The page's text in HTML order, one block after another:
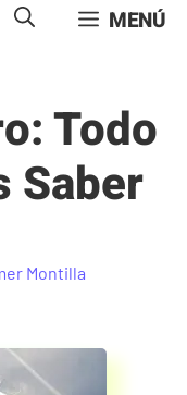
MENÚ
Todo
Saber
Montilla